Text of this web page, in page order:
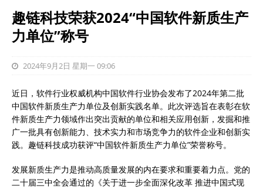
趣链科技荣获2024“中国软件新质生产
力单位”称号
2024年9月2日 星期一 09:06
近日，软件行业权威机构中国软件行业协会发布了2024年第二批
中国软件新质生产力单位及创新实践名单。此次评选旨在表彰在软
件新质生产力领域作出突出贡献的单位和相关应用创新，发掘和推
广一批具有创新能力、技术实力和市场竞争力的软件企业和创新实
践。趣链科技成功获评“中国软件新质生产力单位”荣誉称号。
发展新质生产力是推动高质量发展的内在要求和重要着力点。党的
二十届三中全会通过的《关于进一步全面深化改革 推进中国式现